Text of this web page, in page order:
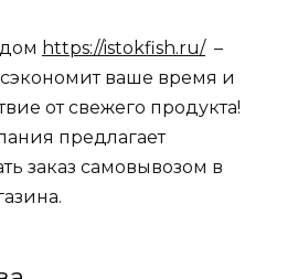
https://istokfish.ru/ –
ваше время и
от свежего продукта!
предлагает
заказ самовывозом в